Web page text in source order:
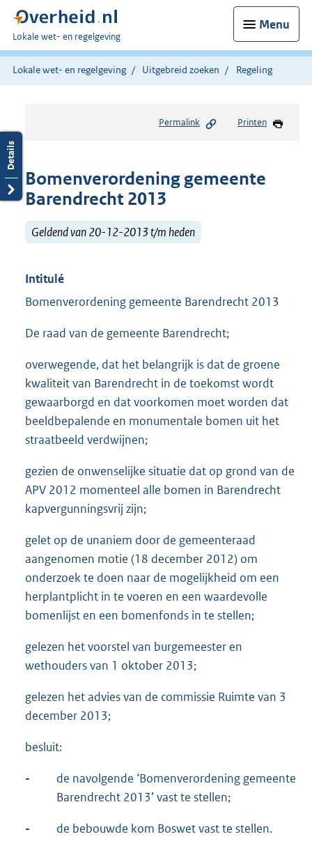
Menu
U
bent
hier:
Lokale wet- en regelgeving
Lokale wet- en regelgeving Uitgebreid zoeken Regeling
Permalink Printen
Bomenverordening gemeente
Barendrecht 2013
Geldend van 20-12-2013 t/m heden
Intitulé
Bomenverordening gemeente Barendrecht 2013
De raad van de gemeente Barendrecht;
overwegende, dat het belangrijk is dat de groene
kwaliteit van Barendrecht in de toekomst wordt
gewaarborgd en dat voorkomen moet worden dat
beeldbepalende en monumentale bomen uit het
straatbeeld verdwijnen;
gezien de onwenselijke situatie dat op grond van de
APV 2012 momenteel alle bomen in Barendrecht
kapvergunningsvrij zijn;
gelet op de unaniem door de gemeenteraad
aangenomen motie (18 december 2012) om
onderzoek te doen naar de mogelijkheid om een
herplantplicht in te voeren en een waardevolle
bomenlijst en een bomenfonds in te stellen;
gelezen het voorstel van burgemeester en
wethouders van 1 oktober 2013;
gelezen het advies van de commissie Ruimte van 3
december 2013;
besluit:
-
de navolgende ‘Bomenverordening gemeente
Barendrecht 2013’ vast te stellen;
- de bebouwde kom Boswet vast te stellen.